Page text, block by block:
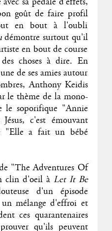
goût de faire profil
en bout à l'oubli
démontre surtout qu'il
en bout de course
choses à dire. En
de ses amies autour
Anthony Keidis
le thème de la mono-
le soporifique "Annie
c'est émouvant
"Elle a fait un bébé
"The Adventures Of
clin d'oeil à Let It Be
d'un épisode
mélange d'effroi et
ces quarantenaires
qu'ils peuvent